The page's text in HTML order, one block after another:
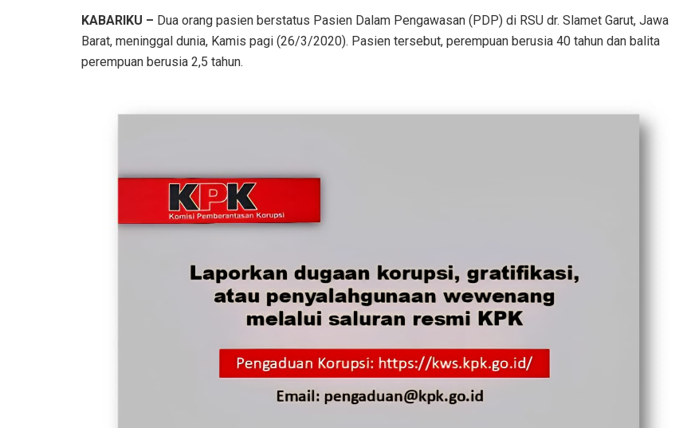
KABARIKU – Dua orang pasien berstatus Pasien Dalam Pengawasan (PDP) di RSU dr. Slamet Garut, Jawa
Barat, meninggal dunia, Kamis pagi (26/3/2020). Pasien tersebut, perempuan berusia 40 tahun dan balita
perempuan berusia 2,5 tahun.